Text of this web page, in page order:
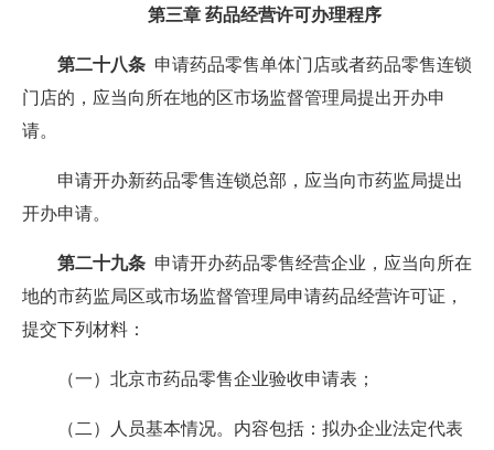
第三章 药品经营许可办理程序
第二十八条 申请药品零售单体门店或者药品零售连锁
门店的，应当向所在地的区市场监督管理局提出开办申
请。
申请开办新药品零售连锁总部，应当向市药监局提出
开办申请。
第二十九条 申请开办药品零售经营企业，应当向所在
地的市药监局区或市场监督管理局申请药品经营许可证，
提交下列材料：
（一）北京市药品零售企业验收申请表；
（二）人员基本情况。内容包括：拟办企业法定代表